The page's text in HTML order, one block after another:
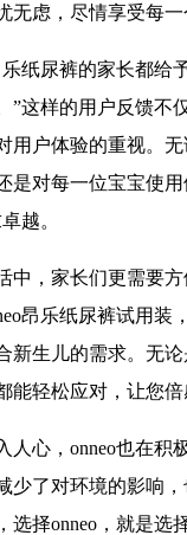
无虑，尽情享受每一
纸尿裤的家长都给
”这样的用户反馈不
用户体验的重视。
是对每一位宝宝使用
越。
中，家长们更需要
昂乐纸尿裤试用装
新生儿的需求。无论
能轻松应对，让您倍
人心，onneo也在积
少了对环境的影响
选择onneo，就是选